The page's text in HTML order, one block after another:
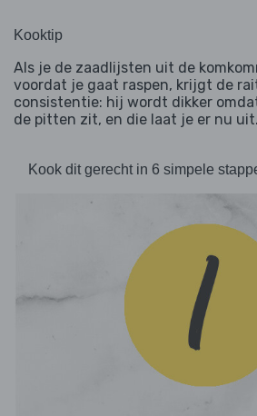
Kooktip
Als je de zaadlijsten uit de
voordat je gaat raspen, krijgt de
consistentie: hij wordt dikker
de pitten zit, en die laat je er nu uit.
Kook dit gerecht in 6 simpele